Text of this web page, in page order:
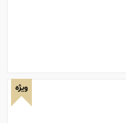
ویژه